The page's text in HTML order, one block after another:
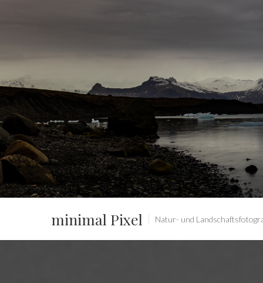
minimal Pixel Natur- und